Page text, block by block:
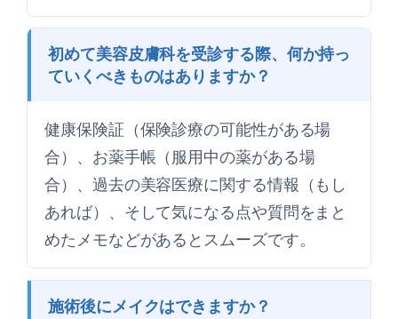
初めて美容皮膚科を受診する際、何か持っ
ていくべきものはありますか？
健康保険証（保険診療の可能性がある場
合）、お薬手帳（服用中の薬がある場
合）、過去の美容医療に関する情報（もし
あれば）、そして気になる点や質問をまと
めたメモなどがあるとスムーズです。
施術後にメイクはできますか？